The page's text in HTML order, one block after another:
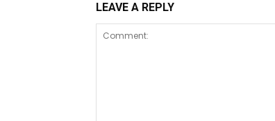
LEAVE A REPLY